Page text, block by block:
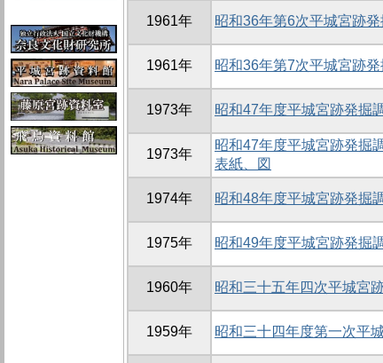
1961年 昭和36年第6次平城宮跡
1961年 昭和36年第7次平城宮跡
1973年 昭和47年度平城宮跡発掘
1973年
昭和47年度平城宮跡発掘
表紙、図
1974年 昭和48年度平城宮跡発掘
1975年 昭和49年度平城宮跡発掘
1960年 昭和三十五年四次平城宮
1959年 昭和三十四年度第一次平